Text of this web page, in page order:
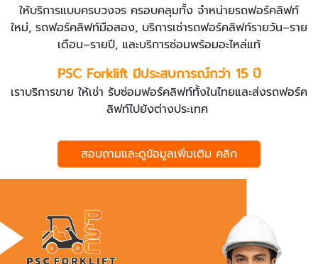
ให้บริการแบบครบวงจร ครอบคลุมทั้ง จำหน่ายรถฟอร์คลิฟท์
ใหม่, รถฟอร์คลิฟท์มือสอง, บริการเช่ารถฟอร์คลิฟท์รายวัน–ราย
เดือน–รายปี, และบริการซ่อมพร้อมอะไหล่แท้
PSC Forklift มีประสบการณ์กว่า 15 ปี
เราบริการขาย ให้เช่า รับซ่อมฟอร์คลิฟท์ทั้งในไทยและส่งรถฟอร์ค
ลิฟท์ไปยังต่างประเทศ
สอบถามและดูข้อมูลเพิ่มเติม คลิก